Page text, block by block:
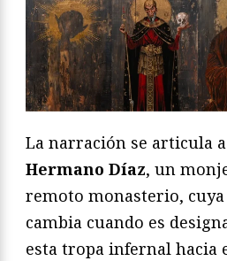
La narración se articula
Hermano Díaz, un
remoto monasterio,
cambia cuando es
esta tropa infernal hacia